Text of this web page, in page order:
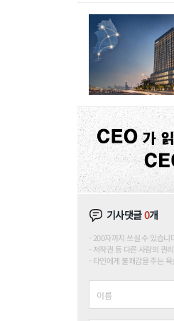
기사댓글0개
200자까지 쓰실 수 있습
저작권 등 다른 사람의 권
타인에게 불쾌감을 주는